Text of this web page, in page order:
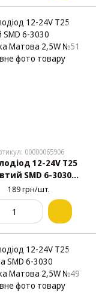
00000065906
12-24V Т25
SMD 6-3030
Матова 2,5W
№51
189 грн/шт.